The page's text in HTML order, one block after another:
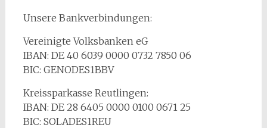
Unsere Bankverbindungen:
Vereinigte Volksbanken eG
IBAN: DE 40 6039 0000 0732 7850 06
BIC: GENODES1BBV
Kreissparkasse Reutlingen:
IBAN: DE 28 6405 0000 0100 0671 25
BIC: SOLADES1REU